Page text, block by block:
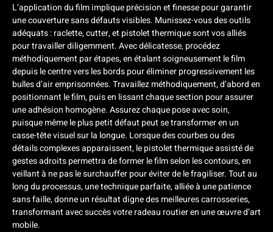
L’application du film implique précision et finesse pour garantir
une couverture sans défauts visibles. Munissez-vous des outils
adéquats : raclette, cutter, et pistolet thermique sont vos alliés
pour travailler diligemment. Avec délicatesse, procédez
méthodiquement par étapes, en étalant soigneusement le film
depuis le centre vers les bords pour éliminer progressivement les
bulles d’air emprisonnées. Travaillez méthodiquement, d’abord en
positionnant le film, puis en lissant chaque section pour assurer
une adhésion homogène. Assurez chaque pose avec soin,
puisque même le plus petit défaut peut se transformer en un
casse-tête visuel sur la longue. Lorsque des courbes ou des
détails complexes apparaissent, le pistolet thermique assisté de
gestes adroits permettra de former le film selon les contours, en
veillant à ne pas le surchauffer pour éviter de le fragiliser. Tout au
long du processus, une technique parfaite, alliée à une patience
sans faille, donne un résultat digne des meilleures carrosseries,
transformant avec succès votre radeau routier en une œuvre d’art
mobile.